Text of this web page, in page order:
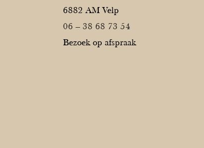
6882 AM Velp
06 – 38 68 73 54
Bezoek op afspraak